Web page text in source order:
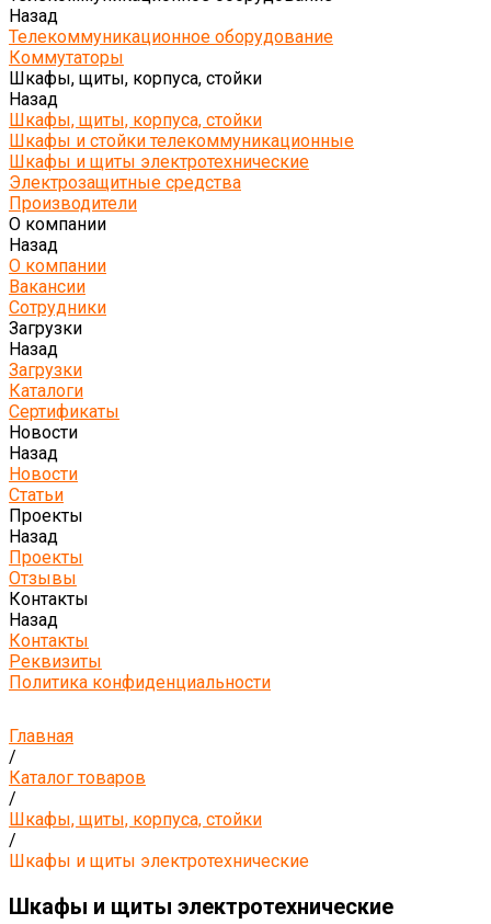
Назад
Телекоммуникационное оборудование
Коммутаторы
Шкафы, щиты, корпуса, стойки
Назад
Шкафы, щиты, корпуса, стойки
Шкафы и стойки телекоммуникационные
Шкафы и щиты электротехнические
Электрозащитные средства
Производители
О компании
Назад
О компании
Вакансии
Сотрудники
Загрузки
Назад
Загрузки
Каталоги
Сертификаты
Новости
Назад
Новости
Статьи
Проекты
Назад
Проекты
Отзывы
Контакты
Назад
Контакты
Реквизиты
Политика конфиденциальности
Главная
/
Каталог товаров
/
Шкафы, щиты, корпуса, стойки
/
Шкафы и щиты электротехнические
Шкафы и щиты электротехнические